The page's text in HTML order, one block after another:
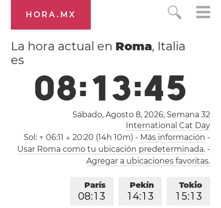
HORA.MX
La hora actual en Roma, Italia
es
08:13:45
Sábado, Agosto 8, 2026, Semana 32
International Cat Day
Sol: ↑ 06:11 ↓ 20:20 (14h 10m) - Más información -
Usar Roma como tu ubicación predeterminada.-
Agregar a ubicaciones favoritas.
Tokio
1 5:1 3
Pekín
1 4:1 3
París
08:1 3